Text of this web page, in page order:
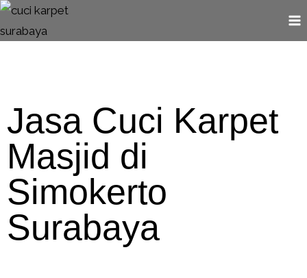
Jasa Cuci Karpet
Masjid di
Simokerto
Surabaya